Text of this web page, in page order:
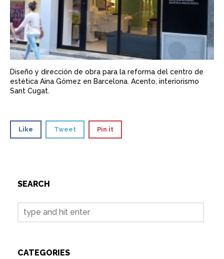
Diseño y dirección de obra para la reforma del centro de
estética Aina Gómez en Barcelona. Acento, interiorismo
Sant Cugat.
Like Tweet Pin it
SEARCH
CATEGORIES